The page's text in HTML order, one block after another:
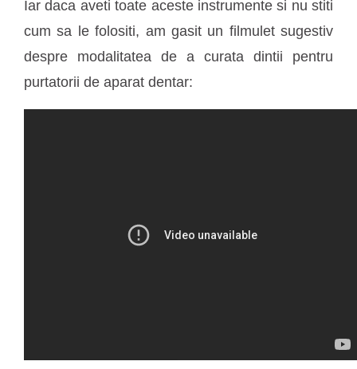
Iar daca aveti toate aceste instrumente si nu stiti
cum sa le folositi, am gasit un filmulet sugestiv
despre modalitatea de a curata dintii pentru
purtatorii de aparat dentar: